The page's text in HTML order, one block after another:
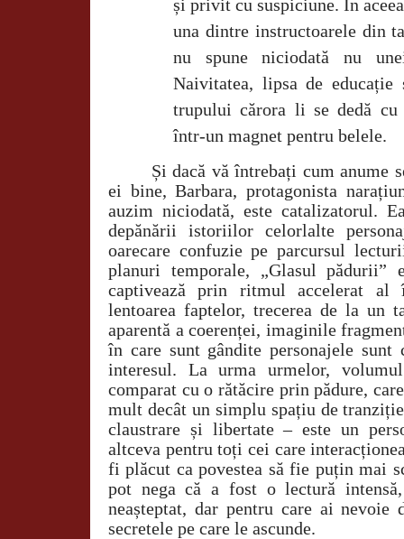
și privit cu suspiciune. În
una dintre instructoarele din
nu spune niciodată nu
Naivitatea, lipsa de educație
trupului cărora li se dedă
într-un magnet pentru belele.
Și dacă vă întrebați cum anume
ei bine, Barbara, protagonista
auzim niciodată, este catalizatorul.
depănării istoriilor celorlalte
oarecare confuzie pe parcursul
planuri temporale, „Glasul
captivează prin ritmul accelerat al
lentoarea faptelor, trecerea de la un
aparentă a coerenței, imaginile
în care sunt gândite personajele
interesul. La urma urmelor,
comparat cu o rătăcire prin pădure,
mult decât un simplu spațiu de
claustrare și libertate – este un
altceva pentru toți cei care
fi plăcut ca povestea să fie puțin mai
pot nega că a fost o lectură
neașteptat, dar pentru care ai nevoie
secretele pe care le ascunde.